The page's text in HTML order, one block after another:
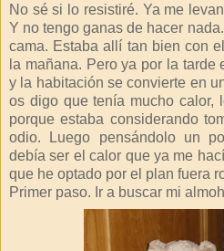
No sé si lo resistiré. Ya me
Y no tengo ganas de hacer
cama. Estaba allí tan bien con
la mañana. Pero ya por la tarde
y la habitación se convierte en
os digo que tenía mucho calor,
porque estaba considerando
odio. Luego pensándolo un
debía ser el calor que ya me
que he optado por el plan fuera
Primer paso. Ir a buscar mi